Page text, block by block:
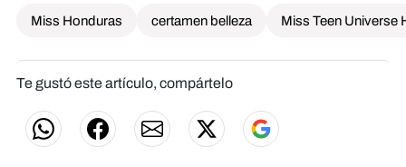
Miss Honduras certamen belleza Miss Teen Universe
Te gustó este artículo, compártelo